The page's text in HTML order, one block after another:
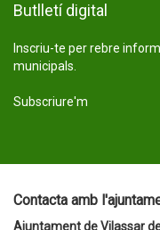
Butlletí digital
Inscriu-te per rebre
municipals.
Subscriure'm
Contacta amb
Ajuntament de Vilassar